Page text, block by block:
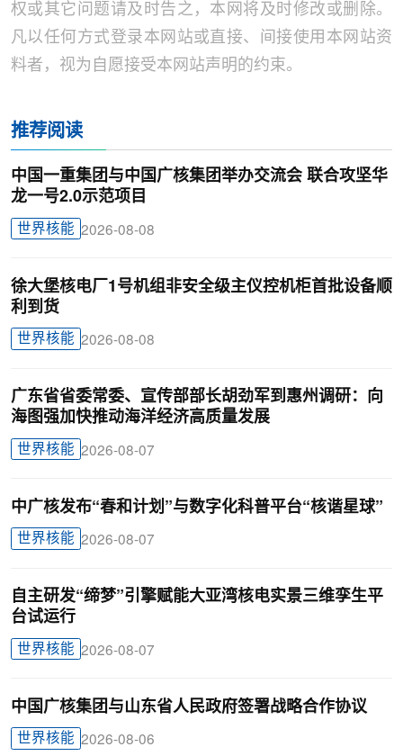
权或其它问题请及时告之，本网将及时修改或删除。
凡以任何方式登录本网站或直接、间接使用本网站资
料者，视为自愿接受本网站声明的约束。
推荐阅读
中国一重集团与中国广核集团举办交流会 联合攻坚华
龙一号2.0示范项目
世界核能 2026-08-08
徐大堡核电厂1号机组非安全级主仪控机柜首批设备顺
利到货
世界核能 2026-08-08
广东省省委常委、宣传部部长胡劲军到惠州调研：向
海图强加快推动海洋经济高质量发展
世界核能 2026-08-07
中广核发布“春和计划”与数字化科普平台“核谐星球”
世界核能 2026-08-07
自主研发“缔梦”引擎赋能大亚湾核电实景三维孪生平
台试运行
世界核能 2026-08-07
中国广核集团与山东省人民政府签署战略合作协议
世界核能 2026-08-06